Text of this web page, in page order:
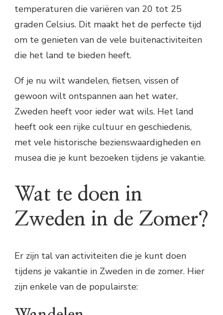
temperaturen die variëren van 20 tot 25
graden Celsius. Dit maakt het de perfecte tijd
om te genieten van de vele buitenactiviteiten
die het land te bieden heeft.
Of je nu wilt wandelen, fietsen, vissen of
gewoon wilt ontspannen aan het water,
Zweden heeft voor ieder wat wils. Het land
heeft ook een rijke cultuur en geschiedenis,
met vele historische bezienswaardigheden en
musea die je kunt bezoeken tijdens je vakantie.
Wat te doen in
Zweden in de Zomer?
Er zijn tal van activiteiten die je kunt doen
tijdens je vakantie in Zweden in de zomer. Hier
zijn enkele van de populairste: